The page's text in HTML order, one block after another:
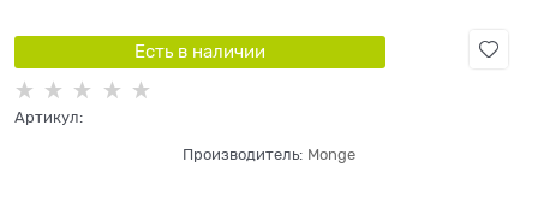
Есть в наличии
Артикул:
Производитель: Monge